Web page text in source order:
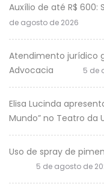
Auxílio de até R$ 600:
de agosto de 2026
Atendimento jurídico
Advocacia
5 de
Elisa Lucinda
Mundo” no Teatro da
Uso de spray de
5 de agosto de